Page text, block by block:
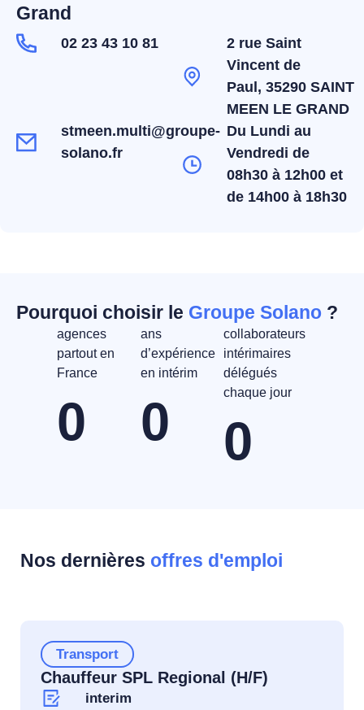
Grand
02 23 43 10 81
2 rue Saint
Vincent de
Paul, 35290 SAINT
MEEN LE GRAND
stmeen.multi@groupe-
solano.fr
Du Lundi au
Vendredi de
08h30 à 12h00 et
de 14h00 à 18h30
Pourquoi choisir le Groupe Solano ?
agences
partout en
France
0
ans
d’expérience
en intérim
0
collaborateurs
intérimaires
délégués
chaque jour
0
Nos dernières offres d'emploi
Transport
Chauffeur SPL Regional (H/F)
interim